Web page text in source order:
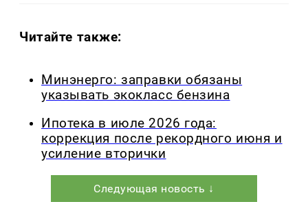
Читайте также:
Минэнерго: заправки обязаны
указывать экокласс бензина
Ипотека в июле 2026 года:
коррекция после рекордного июня и
усиление вторички
Следующая новость ↓